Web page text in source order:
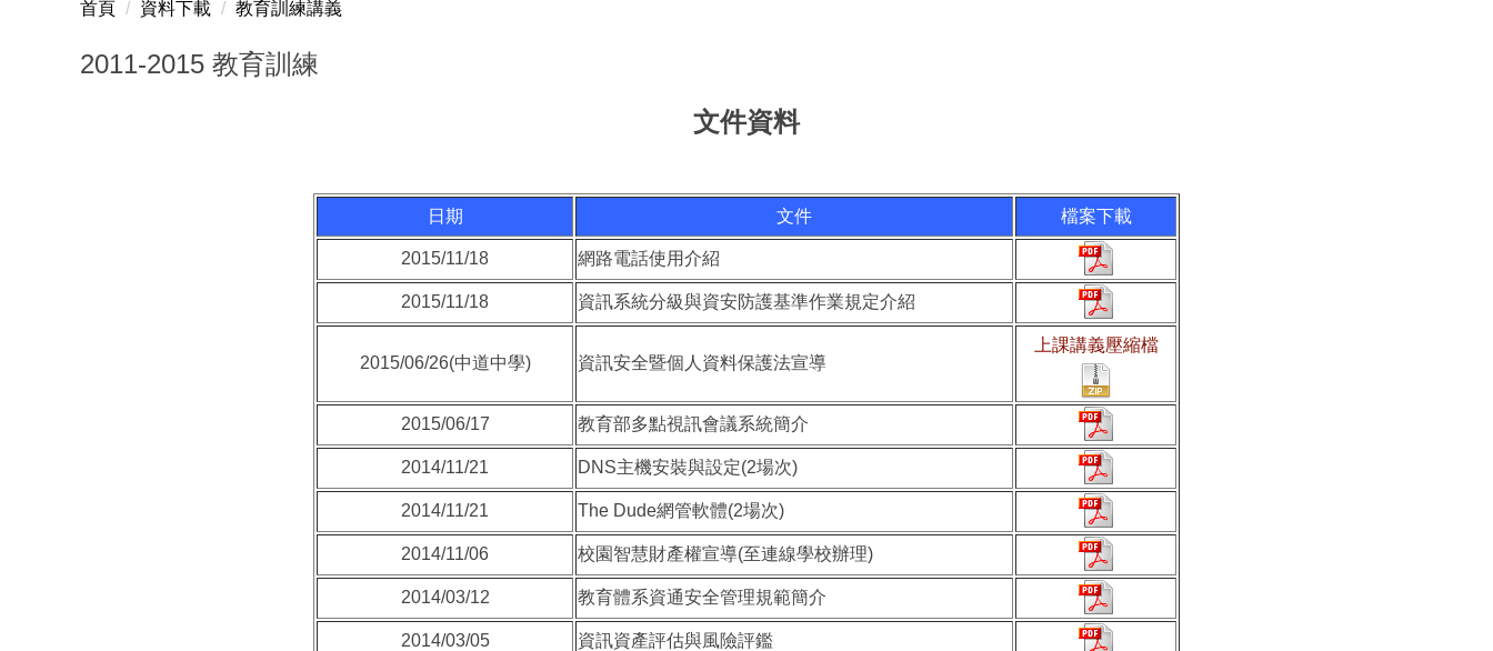
首頁
資料下載 教育訓練講義
2011-2015 教育訓練
文件資料
日期 文件 檔案下載
2015/11/18 網路電話使用介紹
2015/11/18 資訊系統分級與資安防護基準作業規定介紹
2015/06/26(中道中學) 資訊安全暨個人資料保護法宣導
上課講義壓縮檔
2015/06/17 教育部多點視訊會議系統簡介
2014/11/21 DNS主機安裝與設定(2場次)
2014/11/21 The Dude網管軟體(2場次)
2014/11/06 校園智慧財產權宣導(至連線學校辦理)
2014/03/12 教育體系資通安全管理規範簡介
2014/03/05 資訊資產評估與風險評鑑